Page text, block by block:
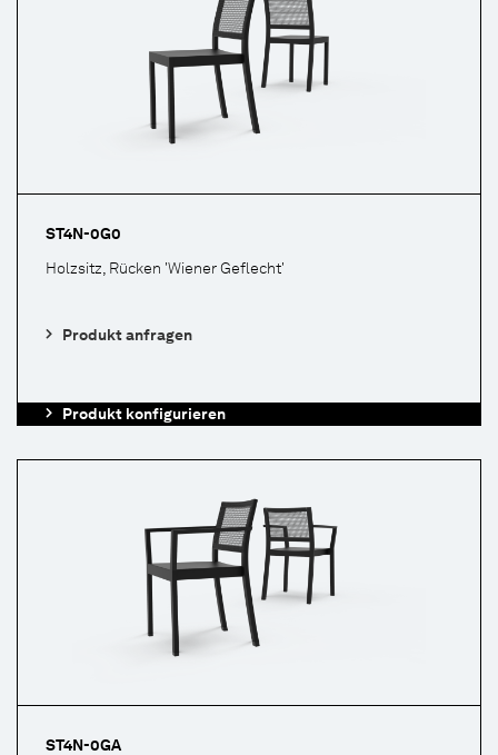
ST4N-0G0
Holzsitz, Rücken 'Wiener Geflecht'
Produkt anfragen
Produkt konfigurieren
ST4N-0GA